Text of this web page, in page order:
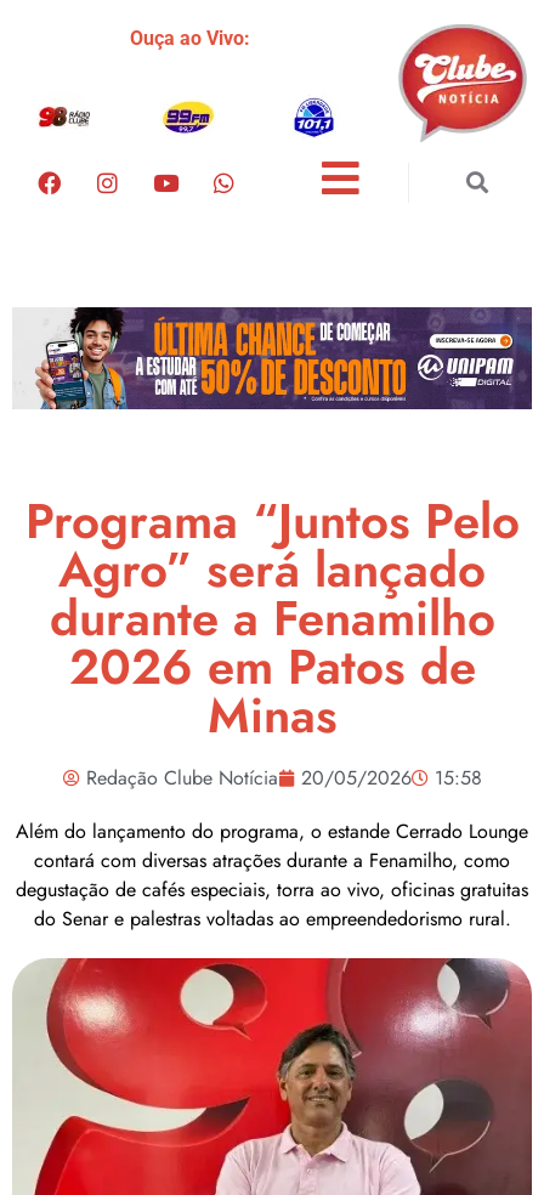
Ouça ao Vivo:
Programa “Juntos Pelo
Agro” será lançado
durante a Fenamilho
2026 em Patos de
Minas
Redação Clube Notícia 20/05/2026
15:58
Além do lançamento do programa, o estande Cerrado Lounge
contará com diversas atrações durante a Fenamilho, como
degustação de cafés especiais, torra ao vivo, oficinas gratuitas
do Senar e palestras voltadas ao empreendedorismo rural.